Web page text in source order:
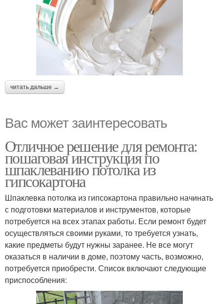
читать дальше →
Вас может заинтересовать
Отличное решение для ремонта:
пошаговая инструкция по
шпаклеванию потолка из
гипсокартона
Шпаклевка потолка из гипсокартона правильно начинать
с подготовки материалов и инструментов, которые
потребуется на всех этапах работы. Если ремонт будет
осуществляться своими руками, то требуется узнать,
какие предметы будут нужны заранее. Не все могут
оказаться в наличии в доме, поэтому часть, возможно,
потребуется приобрести. Список включают следующие
приспособления: